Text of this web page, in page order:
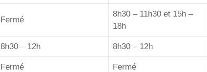
Fermé
8h30 – 11h30 et 15h –
18h
8h30 – 12h 8h30 – 12h
Fermé Fermé